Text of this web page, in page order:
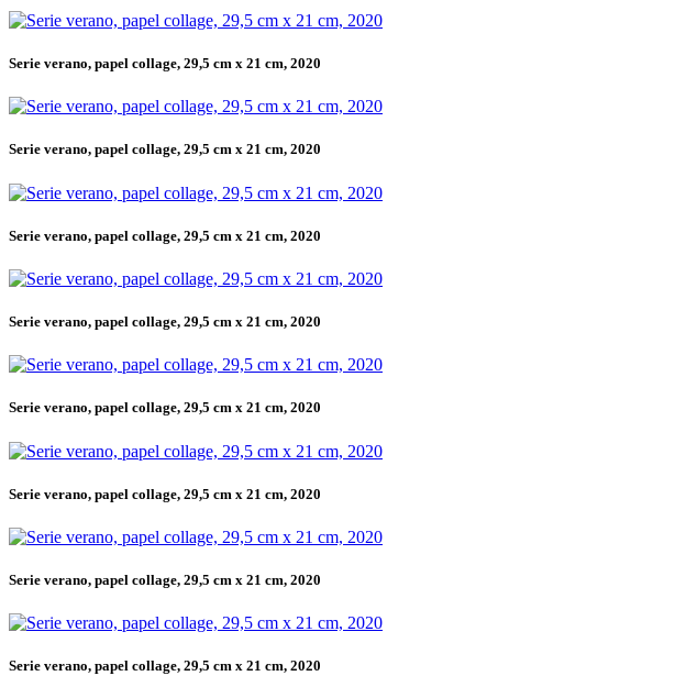
Serie verano, papel collage, 29,5 cm x 21 cm, 2020
Serie verano, papel collage, 29,5 cm x 21 cm, 2020
Serie verano, papel collage, 29,5 cm x 21 cm, 2020
Serie verano, papel collage, 29,5 cm x 21 cm, 2020
Serie verano, papel collage, 29,5 cm x 21 cm, 2020
Serie verano, papel collage, 29,5 cm x 21 cm, 2020
Serie verano, papel collage, 29,5 cm x 21 cm, 2020
Serie verano, papel collage, 29,5 cm x 21 cm, 2020